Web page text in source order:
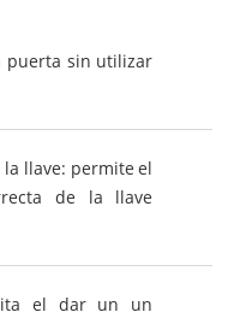
puerta sin utilizar
llave: permite el
de la llave
el dar un un